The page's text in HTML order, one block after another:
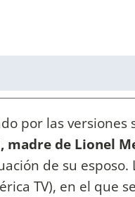
por las versiones
madre de Lionel
de su esposo.
TV), en el que